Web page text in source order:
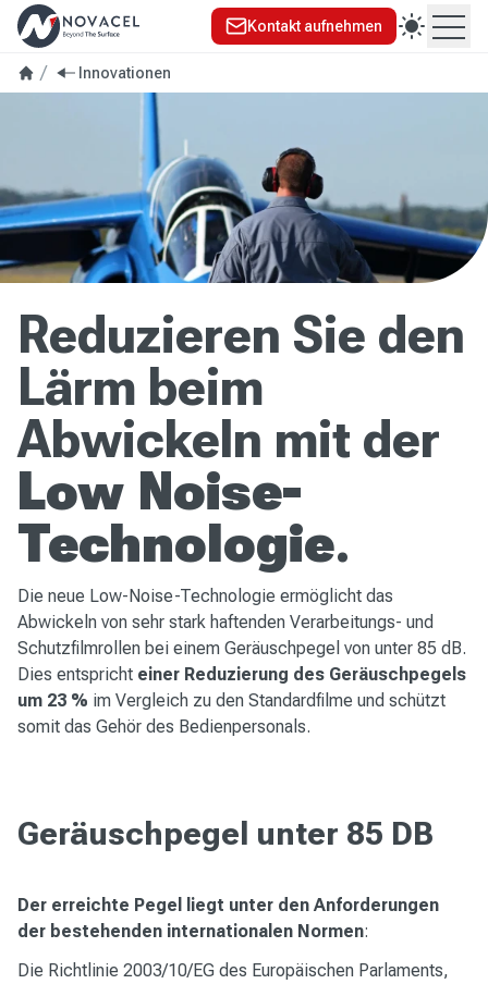
Kontakt aufnehmen
Innovationen
Reduzieren Sie den
Lärm beim
Abwickeln mit der
Low Noise-
Technologie.
Die neue Low-Noise-Technologie ermöglicht das
Abwickeln von sehr stark haftenden Verarbeitungs- und
Schutzfilmrollen bei einem Geräuschpegel von unter 85 dB.
Dies entspricht einer Reduzierung des Geräuschpegels
um 23 % im Vergleich zu den Standardfilme und schützt
somit das Gehör des Bedienpersonals.
Geräuschpegel unter 85 DB
Der erreichte Pegel liegt unter den Anforderungen
der bestehenden internationalen Normen:
Die Richtlinie 2003/10/EG des Europäischen Parlaments,